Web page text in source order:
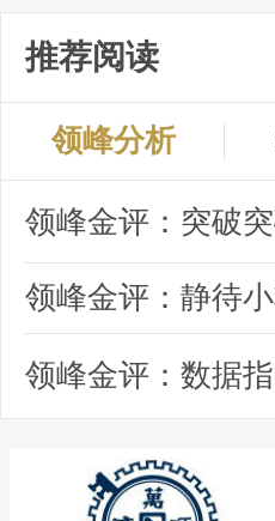
推荐阅读
领峰分析
领峰金评：突破
领峰金评：数据